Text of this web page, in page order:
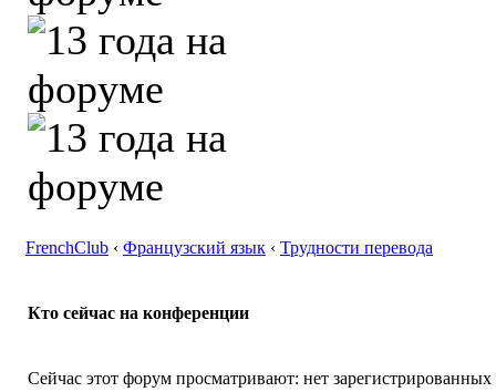
FrenchClub ‹ Французский язык ‹ Трудности перевода
Кто сейчас на конференции
Сейчас этот форум просматривают: нет зарегистрированных